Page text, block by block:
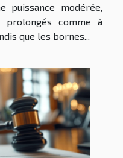
puissance modérée,
comme à
que les bornes...